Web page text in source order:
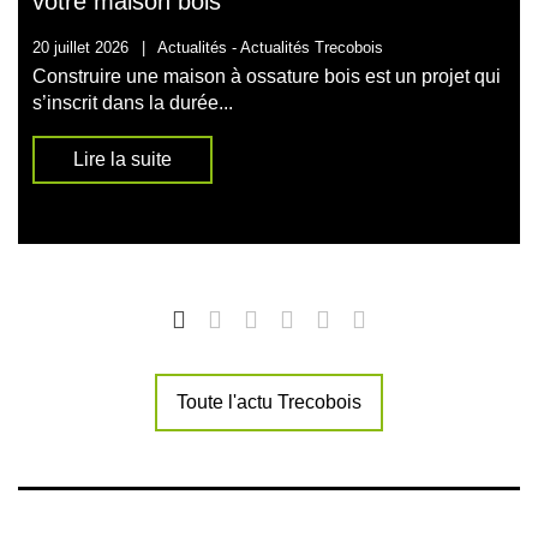
20 juillet 2026 Actualités - Actualités Trecobois
Construire une maison à ossature bois est un projet qui
s’inscrit dans la durée...
Lire la suite
Toute l'actu Trecobois